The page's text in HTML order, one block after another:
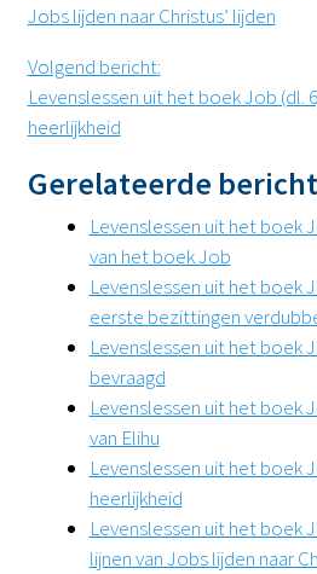
Jobs lijden naar Christus’ lijden
Volgend bericht:
Levenslessen uit het boek Job (dl.
heerlijkheid
Gerelateerde
Levenslessen uit het boek
van het boek Job
Levenslessen uit het boek
eerste bezittingen
Levenslessen uit het boek
bevraagd
Levenslessen uit het boek
van Elihu
Levenslessen uit het boek
heerlijkheid
Levenslessen uit het boek
lijnen van Jobs lijden naar